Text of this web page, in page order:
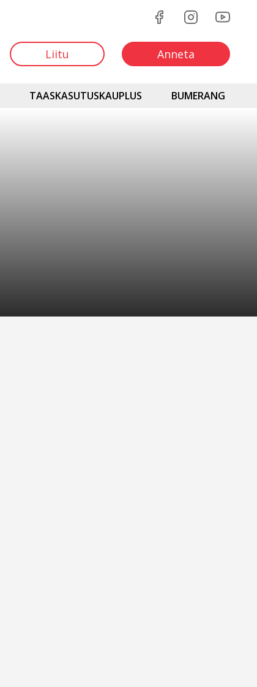
Liitu Anneta
TAASKASUTUSKAUPLUS BUMERANG